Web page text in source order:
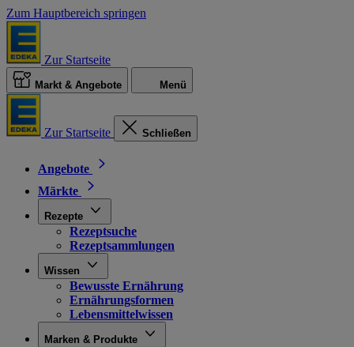
Zum Hauptbereich springen
Zur Startseite
Markt & Angebote Menü
Zur Startseite Schließen
Angebote
Märkte
Rezepte
Rezeptsuche
Rezeptsammlungen
Wissen
Bewusste Ernährung
Ernährungsformen
Lebensmittelwissen
Marken & Produkte